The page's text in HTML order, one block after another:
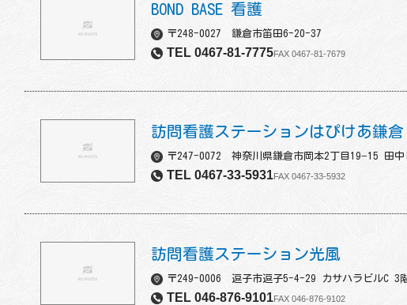
BOND BASE 看護
〒248-0027 鎌倉市笛田6-20-37
TEL 0467-81-7775FAX 0467-81-7679
訪問看護ステーションはぴけあ鎌倉
〒247-0072 神奈川県鎌倉市岡本2丁目19−15 田中
TEL 0467-33-5931FAX 0467-33-5932
訪問看護ステーション光風
〒249-0006 逗子市逗子5-4-29 カサハラビルC 3
TEL 046-876-9101FAX 046-876-9102